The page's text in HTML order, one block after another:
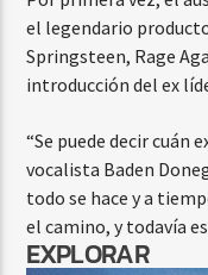
el legendario
Springsteen, Rage
introducción del ex
“Se puede decir cuán
vocalista Baden
todo se hace y a
el camino, y todavía
EXPLORAR